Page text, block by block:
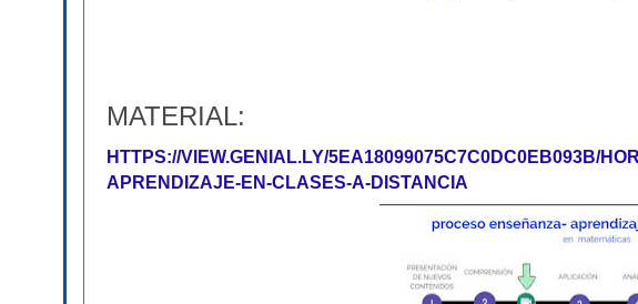
MATERIAL:
HTTPS://VIEW.GENIAL.LY/5EA18099075C7C0DC0EB093B/
APRENDIZAJE-EN-CLASES-A-DISTANCIA